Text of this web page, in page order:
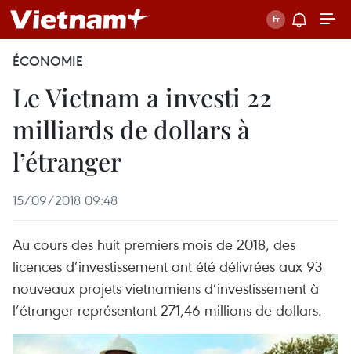
ÉCONOMIE
Le Vietnam a investi 22
milliards de dollars à
l’étranger
15/09/2018 09:48
Au cours des huit premiers mois de 2018, des
licences d’investissement ont été délivrées aux 93
nouveaux projets vietnamiens d’investissement à
l’étranger représentant 271,46 millions de dollars.